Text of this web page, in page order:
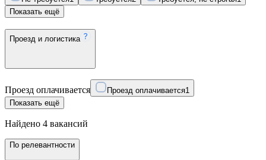
Показать ещё
Проезд и логистика
Проезд оплачивается Проезд оплачивается1
Показать ещё
Найдено 4 вакансий
По релевантности